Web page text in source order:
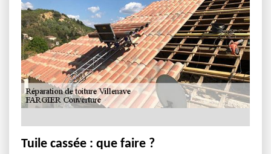
Tuile cassée : que faire ?